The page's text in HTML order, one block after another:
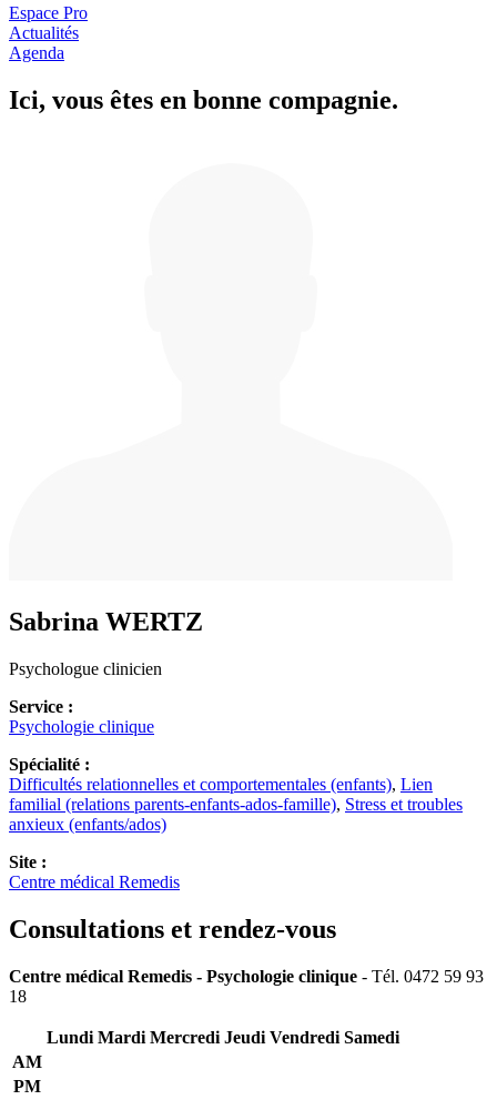
Espace Pro
Actualités
Agenda
Ici, vous êtes en bonne compagnie.
Sabrina WERTZ
Psychologue clinicien
Service :
Psychologie clinique
Spécialité :
Difficultés relationnelles et comportementales (enfants), Lien
familial (relations parents-enfants-ados-famille), Stress et troubles
anxieux (enfants/ados)
Site :
Centre médical Remedis
Consultations et rendez-vous
Centre médical Remedis - Psychologie clinique - Tél. 0472 59 93
18
Lundi Mardi Mercredi Jeudi Vendredi Samedi
AM
PM